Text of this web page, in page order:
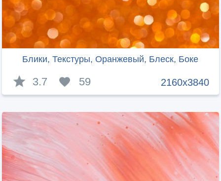
Блики, Текстуры, Оранжевый, Блеск, Боке
2160x3840
3.7 59